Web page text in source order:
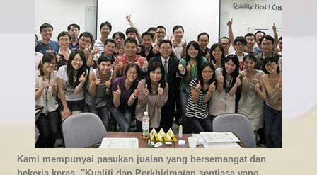
Kami mempunyai pasukan jualan yang bersemangat dan